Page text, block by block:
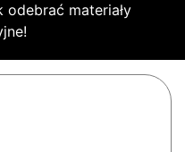
odebrać materiały